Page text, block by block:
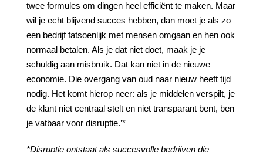
twee formules om dingen heel efficiënt te maken. Maar
wil je echt blijvend succes hebben, dan moet je als zo
een bedrijf fatsoenlijk met mensen omgaan en hen ook
normaal betalen. Als je dat niet doet, maak je je
schuldig aan misbruik. Dat kan niet in de nieuwe
economie. Die overgang van oud naar nieuw heeft tijd
nodig. Het komt hierop neer: als je middelen verspilt, je
de klant niet centraal stelt en niet transparant bent, ben
je vatbaar voor disruptie.’*
*Disruptie ontstaat als succesvolle bedrijven die